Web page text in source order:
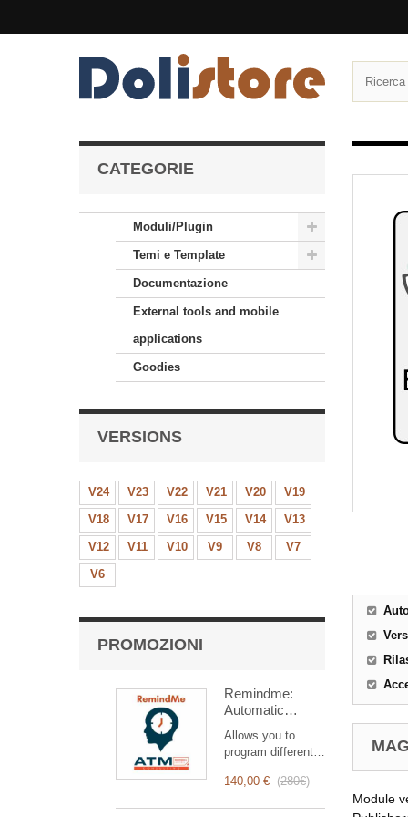
CATEGORIE
Moduli/Plugin
Temi e Template
Documentazione
External tools and mobile
applications
Goodies
VERSIONS
V24 V23 V22 V21 V20
V19
V18
V17 V16 V15 V14
V13
V12
V11 V10 V9 V8
V7
V6
PROMOZIONI
Remindme:
Automatic
event,
notification)
Allows you to
program different
based on a trigger.
140,00 € (280€)
Module